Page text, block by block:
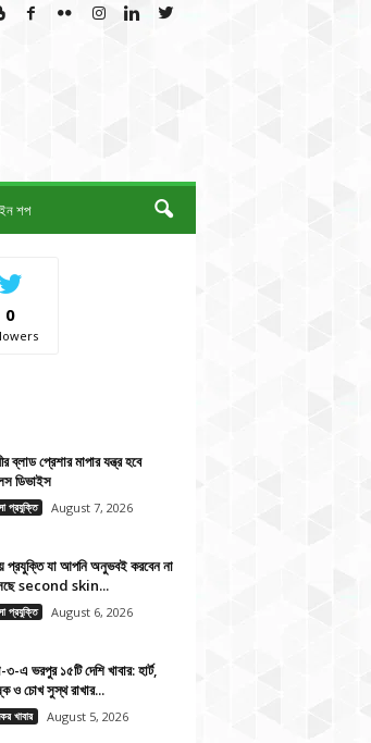
শপ
0
ব্লাড প্রেশার মাপার যন্ত্র হবে
ডিভাইস
প্রযুক্তি August 7, 2026
প্রযুক্তি যা আপনি অনুভবই করবেন না
second skin...
প্রযুক্তি August 6, 2026
৩-এ ভরপুর ১৫টি দেশি খাবার: হার্ট,
ও চোখ সুস্থ রাখার...
খাবার August 5, 2026